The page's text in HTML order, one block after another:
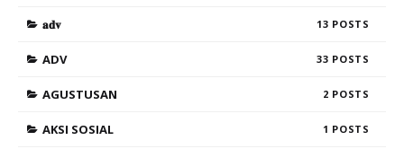
𝐚𝐝𝐯 13
ADV 33
AGUSTUSAN 2
AKSI SOSIAL 1